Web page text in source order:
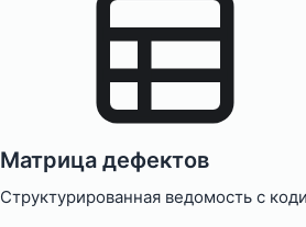
Матрица дефектов
Структурированная ведомость с